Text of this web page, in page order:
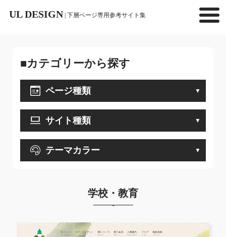
UL DESIGN | 下層ページ専用参考サイト集
■カテゴリーから探す
ページ種類
サイト種類
テーマカラー
学校・教育